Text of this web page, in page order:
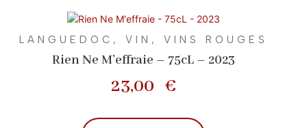
LANGUEDOC , VIN , VINS ROUGES
Rien Ne M’effraie – 75cL – 2023
23,00 €